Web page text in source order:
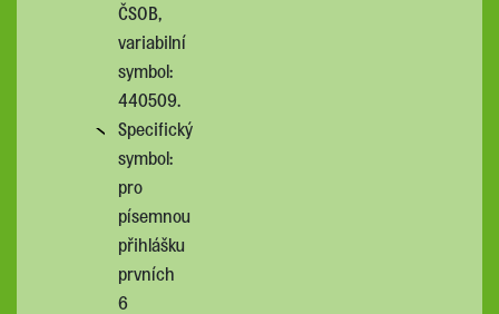
ČSOB,
variabilní
symbol:
440509.
Specifický
symbol:
pro
písemnou
přihlášku
prvních
6